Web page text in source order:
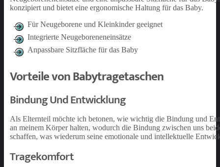
konzipiert und bietet eine ergonomische Haltung für das Baby.
Für Neugeborene und Kleinkinder geeignet
Integrierte Neugeboreneneinsätze
Anpassbare Sitzfläche für das Baby
Vorteile von Babytragetaschen
Bindung Und Entwicklung
Als Elternteil möchte ich betonen, wie wichtig die Bindung und
an meinem Körper halten, wodurch die Bindung zwischen uns
schaffen, was wiederum seine emotionale und intellektuelle
Tragekomfort